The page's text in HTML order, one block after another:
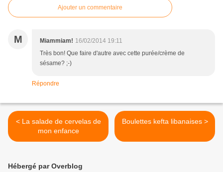
Ajouter un commentaire
M Miammiam! 16/02/2014 19:11
Très bon! Que faire d'autre avec cette purée/crème de
sésame? ;-)
Répondre
< La salade de cervelas de
mon enfance
Boulettes kefta libanaises >
Hébergé par Overblog